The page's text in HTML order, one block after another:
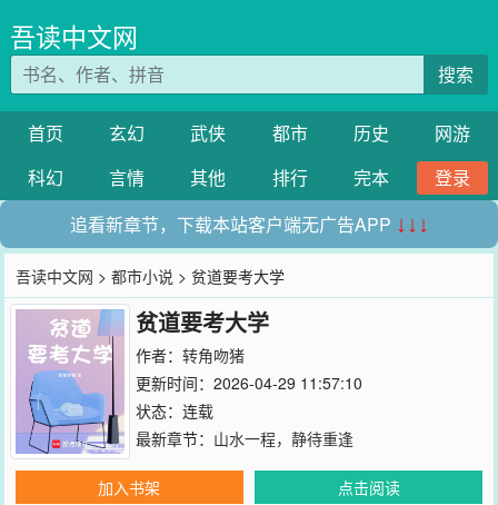
吾读中文网
搜索
首页 玄幻 武侠 都市 历史
网游
科幻
言情 其他 排行 完本
登录
追看新章节，下载本站客户端无广告APP ↓↓↓
吾读中文网 >都市小说 > 贫道要考大学
贫道要考大学
作者： 转角吻猪
更新时间：2026-04-29 11:57:10
状态：连载
最新章节： 山水一程，静待重逢
加入书架
点击阅读